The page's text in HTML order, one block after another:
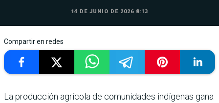
14 DE JUNIO DE 2026 8:13
Compartir en redes
La producción agrícola de comunidades indígenas gana